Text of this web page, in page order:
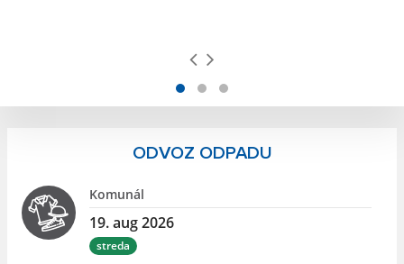
ODVOZ ODPADU
Komunál
19. aug 2026
streda